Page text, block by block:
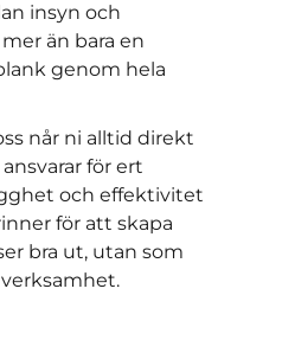
insyn och
än bara en
genom hela
når ni alltid direkt
för ert
och effektivitet
för att skapa
bra ut, utan som